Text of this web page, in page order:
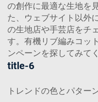
の創作に最適な生地を
た、ウェブサイト以外
の生地店や手芸店をチ
す。有機リブ編みコッ
ンペーンを探してみて
title-6
トレンドの色とパター